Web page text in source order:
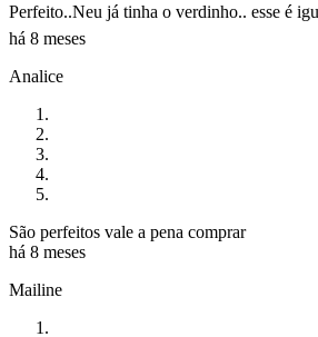
Perfeito..Neu já tinha o verdinho.. esse é
há 8 meses
Analice
São perfeitos vale a pena comprar
há 8 meses
Mailine